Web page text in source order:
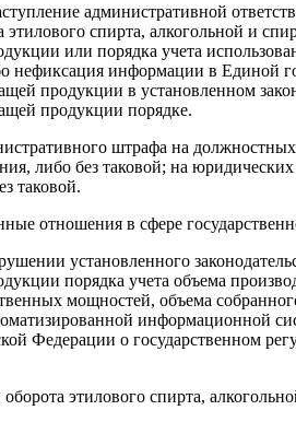
административной
спирта, алкогольной и
или порядка учета
нефиксация информации в Единой
продукции в установленном
продукции порядке.
штрафа на
либо без таковой; на
таковой.
отношения в сфере
установленного
порядка учета объема
мощностей, объема
информационной
Федерации о государственном
этилового спирта,